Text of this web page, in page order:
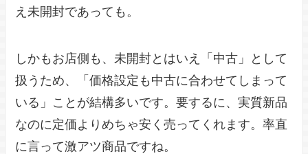
え未開封であっても。
しかもお店側も、未開封とはいえ「中古」として
扱うため、「価格設定も中古に合わせてしまって
いる」ことが結構多いです。要するに、実質新品
なのに定価よりめちゃ安く売ってくれます。率直
に言って激アツ商品ですね。